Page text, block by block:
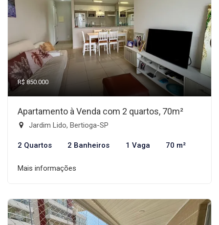
R$ 850.000
Apartamento à Venda com 2 quartos, 70m²
Jardim Lido, Bertioga-SP
2 Quartos 2 Banheiros 1 Vaga 70 m²
Mais informações